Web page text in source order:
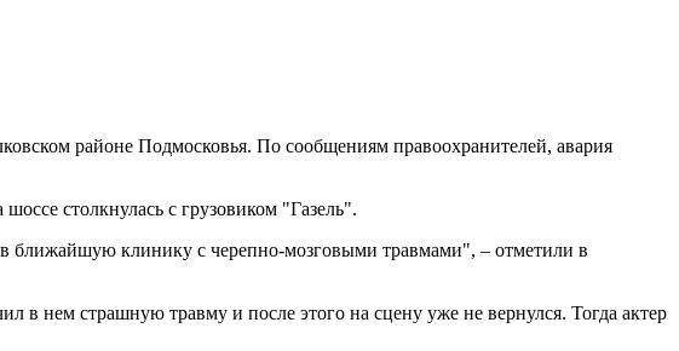
районе Подмосковья. По сообщениям правоохранителей, авария
столкнулась с грузовиком "Газель".
в ближайшую клинику с черепно-мозговыми травмами", – отметили в
в нем страшную травму и после этого на сцену уже не вернулся. Тогда актер